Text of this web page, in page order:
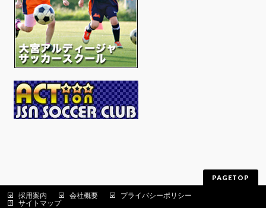
PAGETOP
採用案内 会社概要
プライバシーポリシー
サイトマップ